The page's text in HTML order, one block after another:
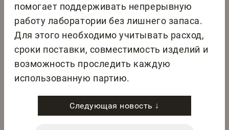
помогает поддерживать непрерывную
работу лаборатории без лишнего запаса.
Для этого необходимо учитывать расход,
сроки поставки, совместимость изделий и
возможность проследить каждую
использованную партию.
Следующая новость ↓